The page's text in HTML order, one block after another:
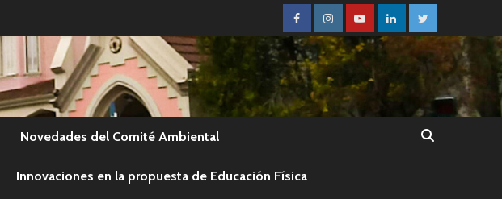
Novedades del Comité Ambiental
Innovaciones en la propuesta de Educación Física